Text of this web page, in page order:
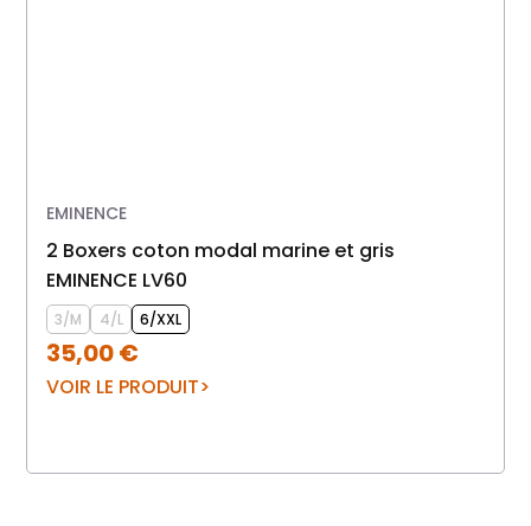
EMINENCE
2 Boxers coton modal marine et gris
EMINENCE LV60
3/M 4/L 6/XXL
35,00€
VOIR LE PRODUIT